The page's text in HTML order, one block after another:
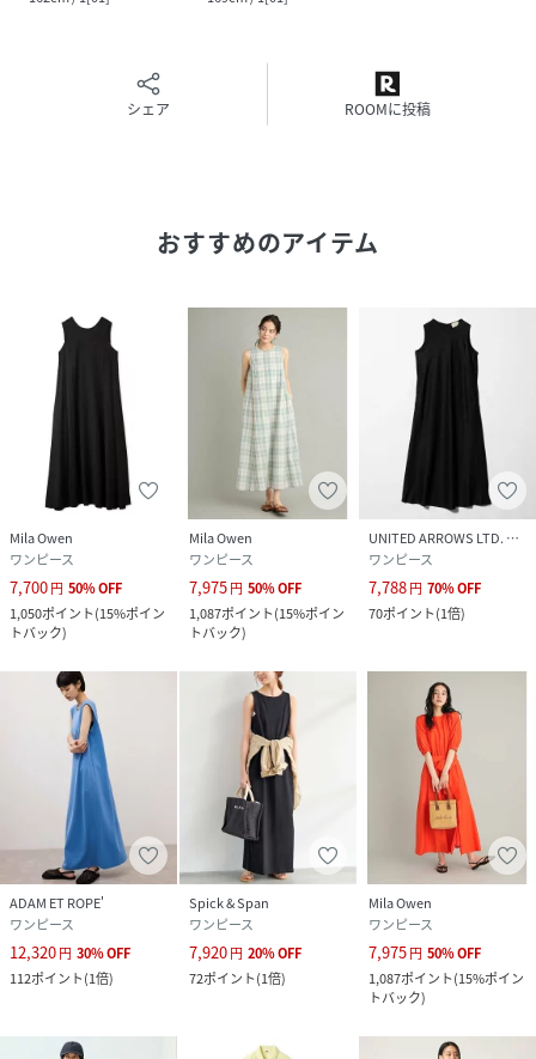
またパソコン・スマートフォンなどの環境により、若干製品
と画像のカラーが異なる場合もございます。予めご了承くだ
がある場合がございますので、予めご了承ください。
レディース
サイズ 0[00]、1[01]
品番
RV5103_09WFO262046
09WFO262046-Lb-33 RV5103
シェア ROOMに投稿
おすすめのアイテム
Mila Owen
ワンピース
7,700円 50%OFF
1,050ポイント(15%ポイン
トバック)
Mila Owen
ワンピース
7,975円 50%OFF
1,087ポイント(15%ポイン
トバック)
UNITED ARROWS LTD. OUTLET
ワンピース
7,788円 70%OFF
70ポイント(1倍)
ADAM ET ROPE'
ワンピース
12,320円 30%OFF
112ポイント(1倍)
Spick & Span
ワンピース
7,920円 20%OFF
72ポイント(1倍)
Mila Owen
ワンピース
7,975円 50%OFF
1,087ポイント(15%ポイン
トバック)